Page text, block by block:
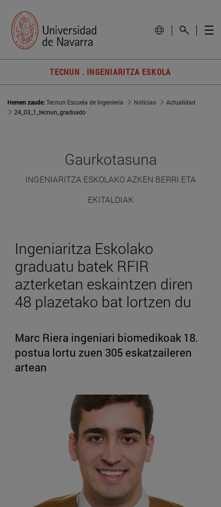
TECNUN . INGENIARITZA ESKOLA
Hemen zaude:Tecnun Escuela de Ingeniería Noticias
Actualidad
24_03_1_tecnun_graduado
Gaurkotasuna
INGENIARITZA ESKOLAKO AZKEN BERRI ETA
EKITALDIAK
Ingeniaritza Eskolako
graduatu batek RFIR
azterketan eskaintzen diren
48 plazetako bat lortzen du
Marc Riera ingeniari biomedikoak 18.
postua lortu zuen 305 eskatzaileren
artean